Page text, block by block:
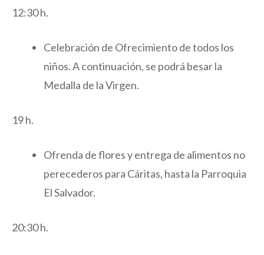
12:30 h.
Celebración de Ofrecimiento de todos los
niños. A continuación, se podrá besar la
Medalla de la Virgen.
19 h.
Ofrenda de flores y entrega de alimentos no
perecederos para Cáritas, hasta la Parroquia
El Salvador.
20:30 h.